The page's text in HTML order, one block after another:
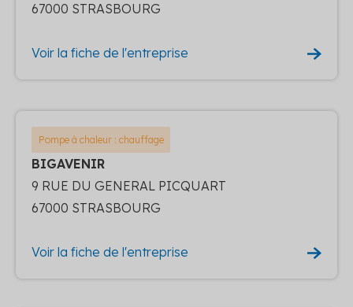
67000 STRASBOURG
Voir la fiche de l'entreprise
Pompe à chaleur : chauffage
BIGAVENIR
9 RUE DU GENERAL PICQUART
67000 STRASBOURG
Voir la fiche de l'entreprise